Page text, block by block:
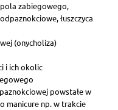
zabiegowego,
łuszczyca
(onycholiza)
i ich okolic
powstałe w
manicure np. w trakcie